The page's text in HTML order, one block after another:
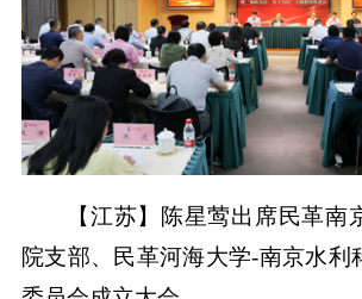
【江苏】陈星莺出席民革南
院支部、民革河海大学-南京水利